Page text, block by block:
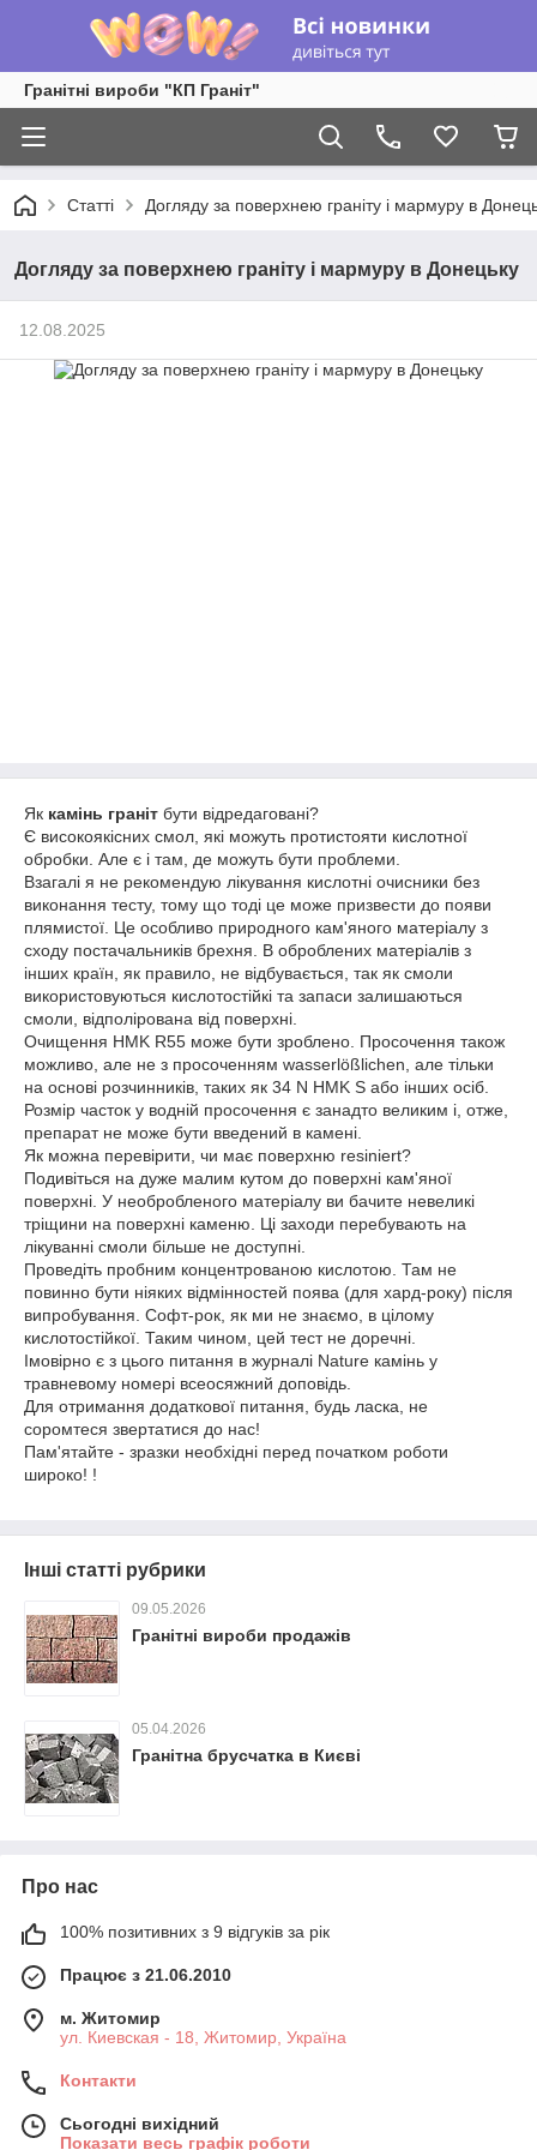
Гранітні вироби "КП Граніт"
Статті Догляду за поверхнею граніту і мармуру в
Догляду за поверхнею граніту і мармуру в Донецьку
12.08.2025
Як камінь граніт бути відредаговані?
Є високоякісних смол, які можуть протистояти кислотної
обробки. Але є і там, де можуть бути проблеми.
Взагалі я не рекомендую лікування кислотні очисники без
виконання тесту, тому що тоді це може призвести до появи
плямистої. Це особливо природного кам'яного матеріалу з
сходу постачальників брехня. В оброблених матеріалів з
інших країн, як правило, не відбувається, так як смоли
використовуються кислотостійкі та запаси залишаються
смоли, відполірована від поверхні.
Очищення HMK R55 може бути зроблено. Просочення також
можливо, але не з просоченням wasserlößlichen, але тільки
на основі розчинників, таких як 34 N HMK S або інших осіб.
Розмір часток у водній просочення є занадто великим і, отже,
препарат не може бути введений в камені.
Як можна перевірити, чи має поверхню resiniert?
Подивіться на дуже малим кутом до поверхні кам'яної
поверхні. У необробленого матеріалу ви бачите невеликі
тріщини на поверхні каменю. Ці заходи перебувають на
лікуванні смоли більше не доступні.
Проведіть пробним концентрованою кислотою. Там не
повинно бути ніяких відмінностей поява (для хард-року) після
випробування. Софт-рок, як ми не знаємо, в цілому
кислотостійкої. Таким чином, цей тест не доречні.
Імовірно є з цього питання в журналі Nature камінь у
травневому номері всеосяжний доповідь.
Для отримання додаткової питання, будь ласка, не
соромтеся звертатися до нас!
Пам'ятайте - зразки необхідні перед початком роботи
широко! !
Інші статті рубрики
09.05.2026
Гранітні вироби продажів
05.04.2026
Гранітна брусчатка в Києві
Про нас
100% позитивних з 9 відгуків за рік
Працює з 21.06.2010
м. Житомир
ул. Киевская - 18, Житомир, Україна
Контакти
Сьогодні вихідний
Показати весь графік роботи